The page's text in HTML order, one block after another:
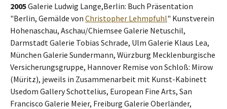
2005Galerie Ludwig Lange,Berlin: Buch Präsentation
"Berlin, Gemälde von Christopher Lehmpfuhl" Kunstverein
Hohenaschau, Aschau/Chiemsee Galerie Netuschil,
Darmstadt Galerie Tobias Schrade, Ulm Galerie Klaus Lea,
München Galerie Sundermann, Würzburg Mecklenburgische
Versicherungsgruppe, Hannover Remise von Schloß: Mirow
(Müritz), jeweils in Zusammenarbeit mit Kunst-Kabinett
Usedom Gallery Schottelius, European Fine Arts, San
Francisco Galerie Meier, Freiburg Galerie Oberländer,